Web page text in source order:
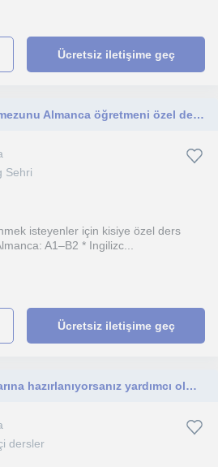
Ücretsiz iletişime geç
Alman dili ve edebiyatı mezunu Almanca öğretmeni özel ders ilanı
Sehri
isteyenler için kisiye özel ders
A1–B2 * Ingilizc...
Ücretsiz iletişime geç
Eğer Almanca dil sınavlarına hazırlanıyorsanız yardımcı olmaktan mutluluk duyarım.
dersler